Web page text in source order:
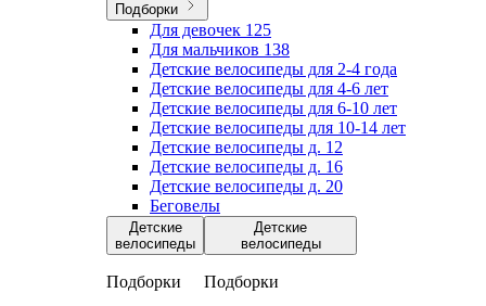
Подборки
Для девочек 125
Для мальчиков 138
Детские велосипеды для 2-4 года
Детские велосипеды для 4-6 лет
Детские велосипеды для 6-10 лет
Детские велосипеды для 10-14 лет
Детские велосипеды д. 12
Детские велосипеды д. 16
Детские велосипеды д. 20
Беговелы
Детские
велосипеды
Подборки
Детские
велосипеды
Подборки